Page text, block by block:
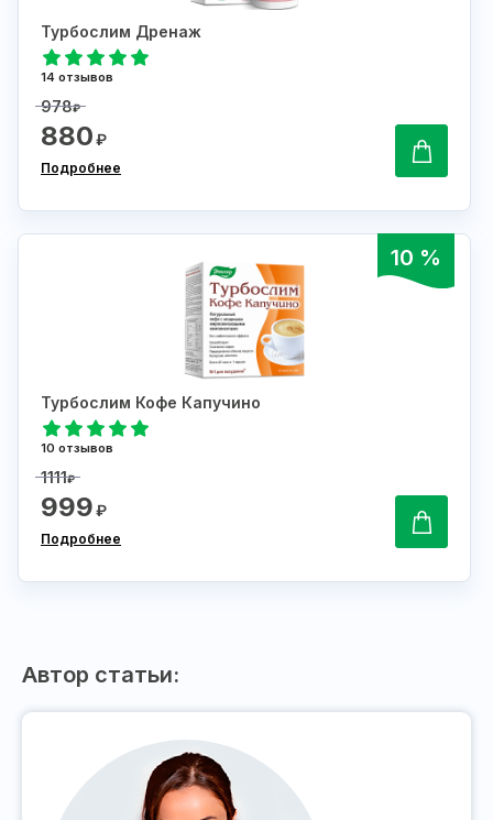
Турбослим Дренаж
14 отзывов
978₽
880₽
Подробнее
10 %
Турбослим Кофе Капучино
10 отзывов
1111₽
999₽
Подробнее
Автор статьи: